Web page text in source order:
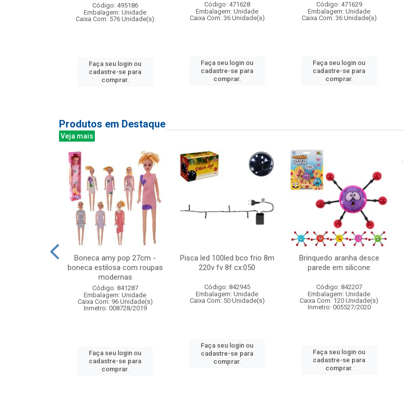
Código: 495186
Embalagem: Unidade
Caixa Com: 576 Unidade(s)
Faça seu login ou
cadastre-se para
comprar.
Código: 471628
Embalagem: Unidade
Caixa Com: 36 Unidade(s)
Faça seu login ou
cadastre-se para
comprar.
Código: 471629
Embalagem: Unidade
Caixa Com: 36 Unidade(s)
Faça seu login ou
cadastre-se para
comprar.
Produtos em Destaque
Veja mais
Boneca amy pop 27cm -
boneca estilosa com roupas
modernas
Código: 841287
Embalagem: Unidade
Caixa Com: 96 Unidade(s)
Inmetro: 008728/2019
Faça seu login ou
cadastre-se para
comprar.
Pisca led 100led bco frio 8m
220v fv 8f cx:050
Código: 842945
Embalagem: Unidade
Caixa Com: 50 Unidade(s)
Faça seu login ou
cadastre-se para
comprar.
Brinquedo aranha desce
parede em silicone
Código: 842207
Embalagem: Unidade
Caixa Com: 120 Unidade(s)
Inmetro: 005527/2020
Faça seu login ou
cadastre-se para
comprar.